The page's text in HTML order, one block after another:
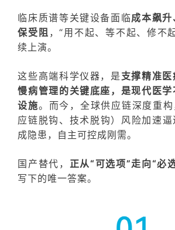
临床质谱等关键设备面临成本飙
保受阻 ，“用不起、等不起、修不
续上演。
这些高端科学仪器，是 支撑精准医
慢病管理的关键底座，是现代医
设施。而今，全球供应链深度重构
应链脱钩、技术脱钩）风险加速
成隐患，自主可控成刚需。
国产替代， 正从“可选项”走向“必
写下的唯一答案。